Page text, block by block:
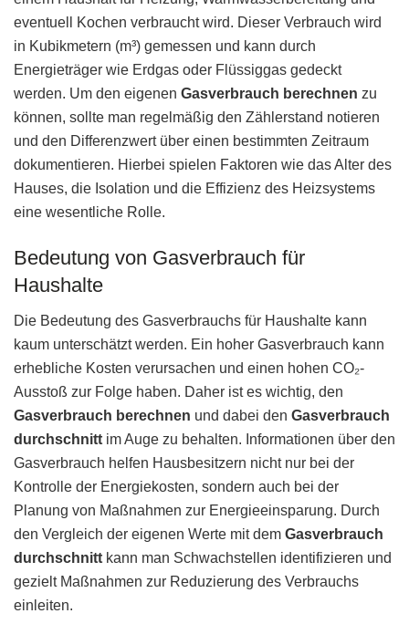
eventuell Kochen verbraucht wird. Dieser Verbrauch wird
in Kubikmetern (m³) gemessen und kann durch
Energieträger wie Erdgas oder Flüssiggas gedeckt
werden. Um den eigenen Gasverbrauch berechnen zu
können, sollte man regelmäßig den Zählerstand notieren
und den Differenzwert über einen bestimmten Zeitraum
dokumentieren. Hierbei spielen Faktoren wie das Alter des
Hauses, die Isolation und die Effizienz des Heizsystems
eine wesentliche Rolle.
Bedeutung von Gasverbrauch für
Haushalte
Die Bedeutung des Gasverbrauchs für Haushalte kann
kaum unterschätzt werden. Ein hoher Gasverbrauch kann
erhebliche Kosten verursachen und einen hohen CO₂-
Ausstoß zur Folge haben. Daher ist es wichtig, den
Gasverbrauch berechnen und dabei den Gasverbrauch
durchschnitt im Auge zu behalten. Informationen über den
Gasverbrauch helfen Hausbesitzern nicht nur bei der
Kontrolle der Energiekosten, sondern auch bei der
Planung von Maßnahmen zur Energieeinsparung. Durch
den Vergleich der eigenen Werte mit dem Gasverbrauch
durchschnitt kann man Schwachstellen identifizieren und
gezielt Maßnahmen zur Reduzierung des Verbrauchs
einleiten.